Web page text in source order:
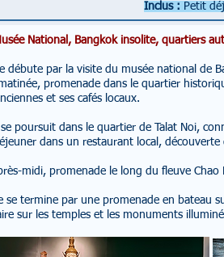
Inclus : Petit
National, Bangkok insolite, quartiers
débute par la visite du musée national de
promenade dans le quartier
et ses cafés locaux.
se poursuit dans le quartier de Talat Noi,
dans un restaurant local,
midi, promenade le long du fleuve
se termine par une promenade en bateau
sur les temples et les monuments